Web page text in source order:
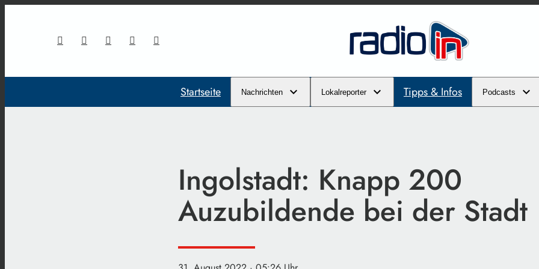
Startseite Nachrichten Lokalreporter Tipps & Infos Podcasts
Ingolstadt: Knapp 200
Auzubildende bei der Stadt